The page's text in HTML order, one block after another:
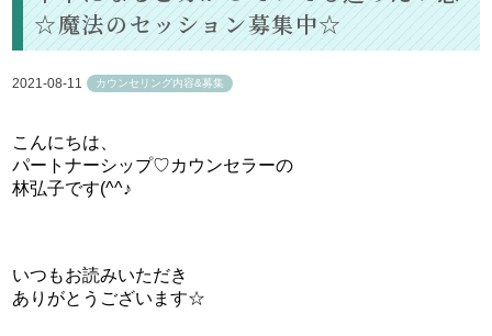
☆魔法のセッション募集中☆
2021-08-11 カウンセリング内容&募集
こんにちは、
パートナーシップ♡カウンセラーの
林弘子です(^^♪
いつもお読みいただき
ありがとうございます☆